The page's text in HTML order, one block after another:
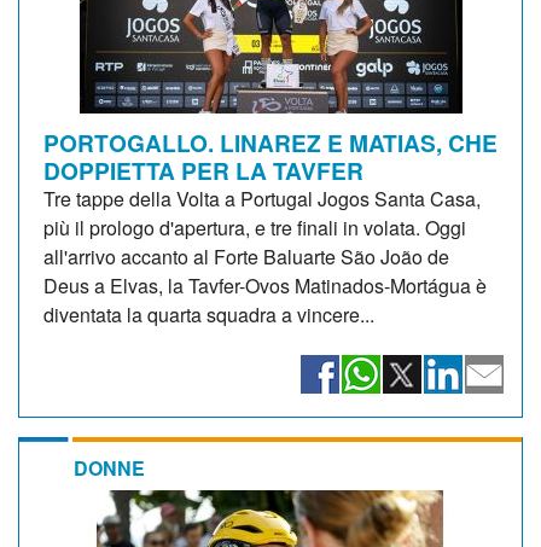
PORTOGALLO. LINAREZ E MATIAS, CHE
DOPPIETTA PER LA TAVFER
Tre tappe della Volta a Portugal Jogos Santa Casa,
più il prologo d'apertura, e tre finali in volata. Oggi
all'arrivo accanto al Forte Baluarte São João de
Deus a Elvas, la Tavfer-Ovos Matinados-Mortágua è
diventata la quarta squadra a vincere...
DONNE